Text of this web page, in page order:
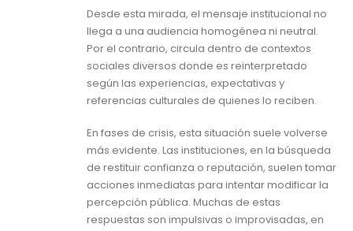
Desde esta mirada, el mensaje institucional no
llega a una audiencia homogénea ni neutral.
Por el contrario, circula dentro de contextos
sociales diversos donde es reinterpretado
según las experiencias, expectativas y
referencias culturales de quienes lo reciben.
En fases de crisis, esta situación suele volverse
más evidente. Las instituciones, en la búsqueda
de restituir confianza o reputación, suelen tomar
acciones inmediatas para intentar modificar la
percepción pública. Muchas de estas
respuestas son impulsivas o improvisadas, en